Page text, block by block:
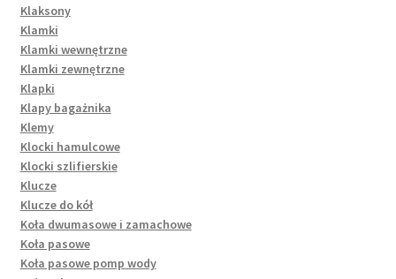
Klaksony
Klamki
Klamki wewnętrzne
Klamki zewnętrzne
Klapki
Klapy bagażnika
Klemy
Klocki hamulcowe
Klocki szlifierskie
Klucze
Klucze do kół
Koła dwumasowe i zamachowe
Koła pasowe
Koła pasowe pomp wody